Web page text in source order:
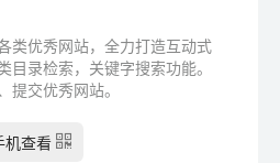
类优秀网站，全力打造互动式
目录检索，关键字搜索功能。
提交优秀网站。
机查看